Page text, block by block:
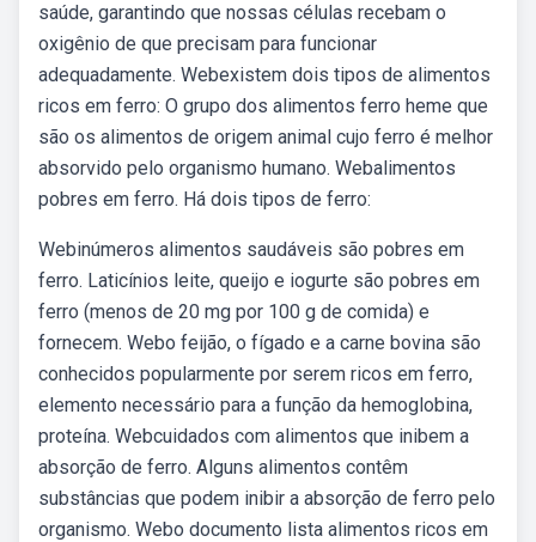
saúde, garantindo que nossas células recebam o
oxigênio de que precisam para funcionar
adequadamente. Webexistem dois tipos de alimentos
ricos em ferro: O grupo dos alimentos ferro heme que
são os alimentos de origem animal cujo ferro é melhor
absorvido pelo organismo humano. Webalimentos
pobres em ferro. Há dois tipos de ferro:
Webinúmeros alimentos saudáveis são pobres em
ferro. Laticínios leite, queijo e iogurte são pobres em
ferro (menos de 20 mg por 100 g de comida) e
fornecem. Webo feijão, o fígado e a carne bovina são
conhecidos popularmente por serem ricos em ferro,
elemento necessário para a função da hemoglobina,
proteína. Webcuidados com alimentos que inibem a
absorção de ferro. Alguns alimentos contêm
substâncias que podem inibir a absorção de ferro pelo
organismo. Webo documento lista alimentos ricos em